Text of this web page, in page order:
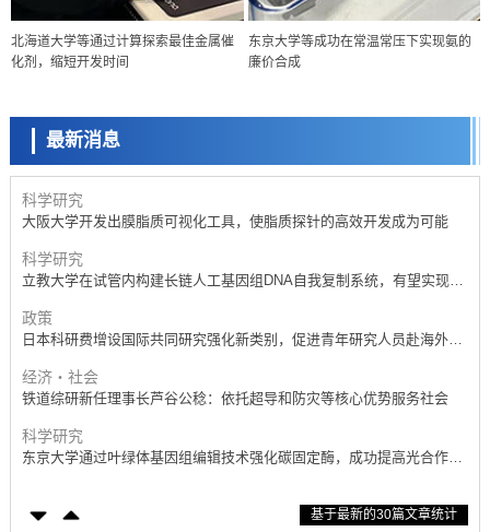
北海道大学等通过计算探索最佳金属催
化剂，缩短开发时间
东京大学等成功在常温常压下实现氨的
廉价合成
最新消息
科学研究
京都大学高效生成光的构成单元“光子”，可应用于量子计算机
经济・社会
日本成立“以人为本AI联盟”——力争借助AI拓展社会公众创造力，依托
产学合作推进研发
科学研究
大阪大学开发出膜脂质可视化工具，使脂质探针的高效开发成为可能
科学研究
立教大学在试管内构建长链人工基因组DNA自我复制系统，有望实现携
政策
日本科研费增设国际共同研究强化新类别，促进青年研究人员赴海外开
经济・社会
铁道综研新任理事长芦谷公稔：依托超导和防灾等核心优势服务社会
科学研究
东京大学通过叶绿体基因组编辑技术强化碳固定酶，成功提高光合作用
藤田医科大学等成功鉴定出非结核分枝杆菌生存的必需基因，首次揭示
基于最新的30篇文章统计